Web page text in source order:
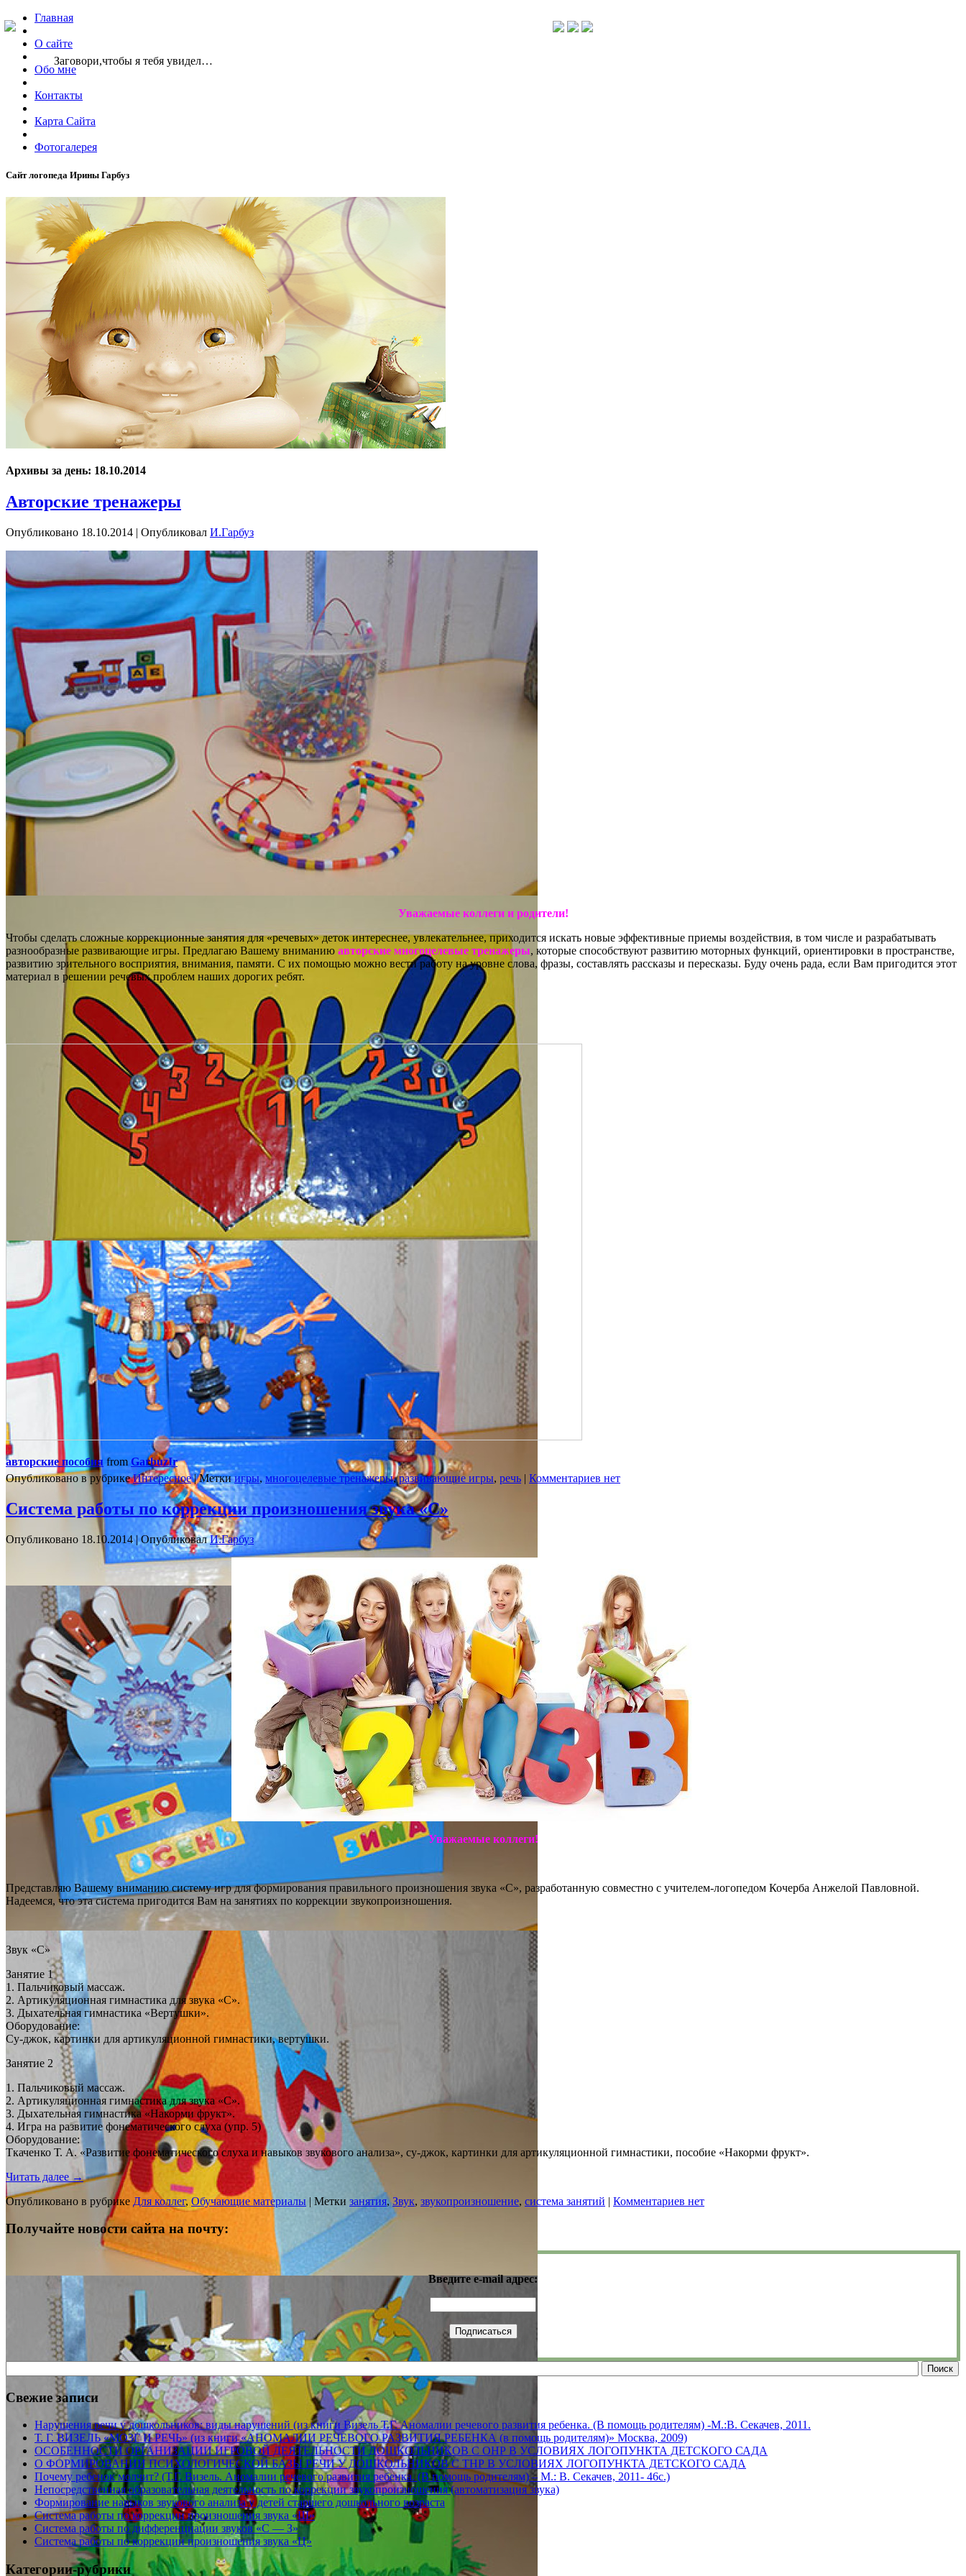
Главная
О сайте
Обо мне
Контакты
Карта Сайта
Фотогалерея
Заговори,чтобы я тебя увидел…
Сайт логопеда Ирины Гарбуз
Архивы за день: 18.10.2014
Авторские тренажеры
Опубликовано 18.10.2014 | Опубликовал И.Гарбуз
Уважаемые коллеги и родители!
Чтобы сделать сложные коррекционные занятия для «речевых» деток интереснее, увлекательнее, приходится искать новые эффективные приемы воздействия, в том числе и разрабатывать
разнообразные развивающие игры. Предлагаю Вашему вниманию авторские многоцелевые тренажеры, которые способствуют развитию моторных функций, ориентировки в пространстве,
развитию зрительного восприятия, внимания, памяти. С их помощью можно вести работу на уровне слова, фразы, составлять рассказы и пересказы. Буду очень рада, если Вам пригодится этот
материал в решении речевых проблем наших дорогих ребят.
авторские пособия from GarbuzIr
Опубликовано в рубрике Интересное|Метки игры,многоцелевые тренажеры,развивающие игры, речь | Комментариев нет
Система работы по коррекции произношения звука «С»
Опубликовано 18.10.2014|Опубликовал И.Гарбуз
Уважаемые коллеги!
Представляю Вашему вниманию систему игр для формирования правильного произношения звука «С», разработанную совместно с учителем-логопедом Кочерба Анжелой Павловной.
Надеемся, что эта система пригодится Вам на занятиях по коррекции звукопроизношения.
Звук «С»
Занятие 1
1. Пальчиковый массаж.
2. Артикуляционная гимнастика для звука «С».
3. Дыхательная гимнастика «Вертушки».
Оборудование:
Су-джок, картинки для артикуляционной гимнастики, вертушки.
Занятие 2
1. Пальчиковый массаж.
2. Артикуляционная гимнастика для звука «С».
3. Дыхательная гимнастика «Накорми фрукт».
4. Игра на развитие фонематического слуха (упр. 5)
Оборудование:
Ткаченко Т. А. «Развитие фонематического слуха и навыков звукового анализа», су-джок, картинки для артикуляционной гимнастики, пособие «Накорми фрукт».
Читать далее →
Опубликовано в рубрике Для коллег,Обучающие материалы | Метки занятия,Звук, звукопроизношение, система занятий | Комментариев нет
Получайте новости сайта на почту:
Введите e-mail адрес:
Свежие записи
Нарушения речи у дошкольников: виды нарушений (из книги Визель Т.Г. Аномалии речевого развития ребенка. (В помощь родителям) -М.:В. Секачев, 2011.
Т. Г. ВИЗЕЛЬ «МОЗГ И РЕЧЬ» (из книги «АНОМАЛИИ РЕЧЕВОГО РАЗВИТИЯ РЕБЕНКА (в помощь родителям)» Москва, 2009)
ОСОБЕННОСТИ ОРГАНИЗАЦИИ ИГРОВОЙ ДЕЯТЕЛЬНОСТИ ДОШКОЛЬНИКОВ С ОНР В УСЛОВИЯХ ЛОГОПУНКТА ДЕТСКОГО САДА
О ФОРМИРОВАНИИ ПСИХОЛОГИЧЕСКОЙ БАЗЫ РЕЧИ У ДОШКОЛЬНИКОВ С ТНР В УСЛОВИЯХ ЛОГОПУНКТА ДЕТСКОГО САДА
Почему ребенок молчит? (Т.Г. Визель. Аномалии речевого развития ребенка. (В помощь родителям) – М.: В. Секачев, 2011- 46с.)
Непосредственная образовательная деятельность по коррекции звукопроизношения (автоматизация звука)
Формирование навыков звукового анализа у детей старшего дошкольного возраста
Система работы по коррекции произношения звука «Ш»
Система работы по дифференциации звуков «С — З»
Система работы по коррекции произношения звука «Ц»
Категории-рубрики